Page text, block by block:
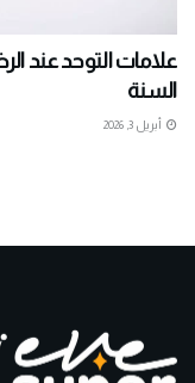
علامات التوحد عند
السنة
أبريل 3, 2026